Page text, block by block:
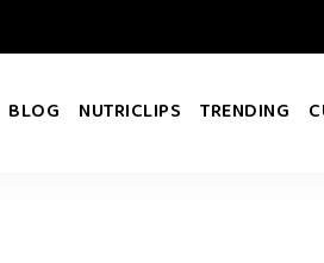
BLOG NUTRICLIPS TRENDING